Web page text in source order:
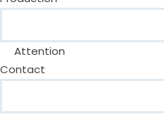
Attention
Contact